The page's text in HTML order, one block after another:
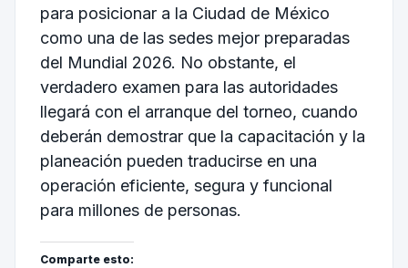
para posicionar a la Ciudad de México
como una de las sedes mejor preparadas
del Mundial 2026. No obstante, el
verdadero examen para las autoridades
llegará con el arranque del torneo, cuando
deberán demostrar que la capacitación y la
planeación pueden traducirse en una
operación eficiente, segura y funcional
para millones de personas.
Comparte esto: